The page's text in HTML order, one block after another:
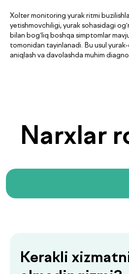
Xolter monitoring yurak ritmi
yetishmovchiligi, yurak sohasidagi
bilan bog‘liq boshqa simptomlar
tomonidan tayinlanadi. Bu usul
aniqlash va davolashda muhim
Nikitina Galina